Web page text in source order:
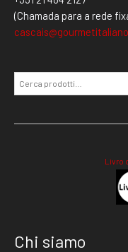
(Chamada para a rede
Livro
Chi siamo